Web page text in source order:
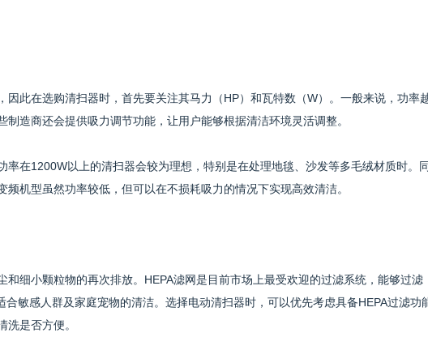
因此在选购清扫器时，首先要关注其马力（HP）和瓦特数（W）。一般来说，功率
制造商还会提供吸力调节功能，让用户能够根据清洁环境灵活调整。
率在1200W以上的清扫器会较为理想，特别是在处理地毯、沙发等多毛绒材质时。
频机型虽然功率较低，但可以在不损耗吸力的情况下实现高效清洁。
和细小颗粒物的再次排放。HEPA滤网是目前市场上最受欢迎的过滤系统，能够过滤
敏感人群及家庭宠物的清洁。选择电动清扫器时，可以优先考虑具备HEPA过滤功
洗是否方便。